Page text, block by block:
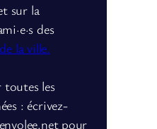
sur la
des
la ville.
les
: écrivez-
pour